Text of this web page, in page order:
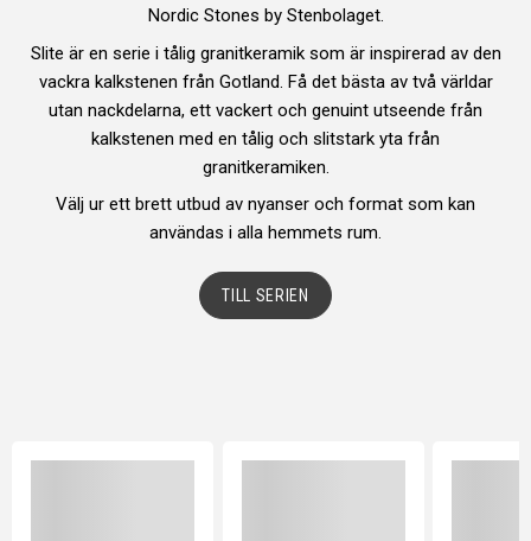
Borghamn Mossa
Klinker 60x60
734 kr/ m²
Nordic Stones by Stenbolaget.
Slite är en serie i tålig granitkeramik som är inspirerad av den
vackra kalkstenen från Gotland. Få det bästa av två världar
utan nackdelarna, ett vackert och genuint utseende från
kalkstenen med en tålig och slitstark yta från
granitkeramiken.
Välj ur ett brett utbud av nyanser och format som kan
användas i alla hemmets rum.
TILL SERIEN